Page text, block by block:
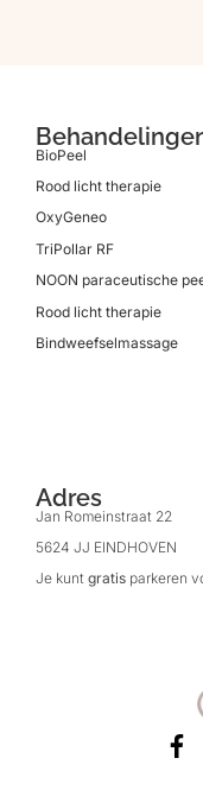
BioPeel
Rood licht therapie
OxyGeneo
TriPollar RF
NOON paraceutische
Rood licht therapie
Bindweefselmassage
Adres
Jan Romeinstraat 22
5624 JJ EINDHOVEN
Je kunt gratis parkeren